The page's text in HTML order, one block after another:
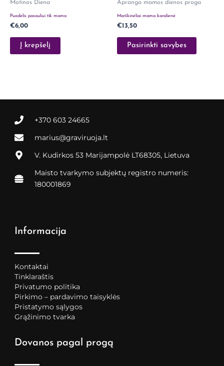
Motinos Diena
Puodelis pasauliui tik mama
€6,00
Į krepšelį
Apranga mamos dienos proga
Marškinėliai mama karalienė
€13,50
Pasirinkti savybes
+370 603 24665
marius@graviruoja.lt
V. Kudirkos 53 Marijampolė LT68305, Lietuva
Maisto tvarkymo subjektų registro numeris:
180001869
Informacija
Kontaktai
Tinklaraštis
Privatumo politika
Pirkimo – pardavimo taisyklės
Pristatymo sąlygos
Grąžinimo tvarka
Dovanos pagal progą